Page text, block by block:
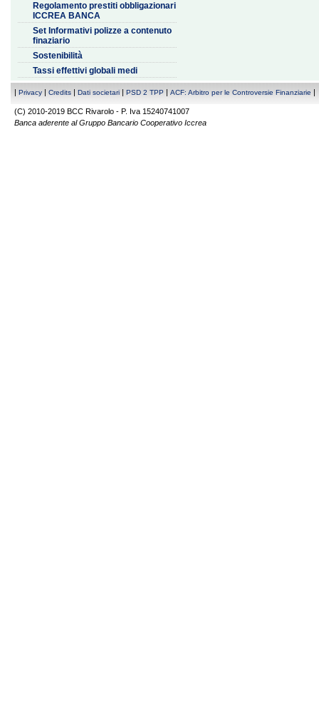
Regolamento prestiti obbligazionari
ICCREA BANCA
Set Informativi polizze a contenuto
finaziario
Sostenibilità
Tassi effettivi globali medi
| Privacy | Credits | Dati societari | PSD 2 TPP | ACF: Arbitro per le Controversie Finanziarie |
(C) 2010-2019 BCC Rivarolo - P. Iva 15240741007
Banca aderente al Gruppo Bancario Cooperativo Iccrea